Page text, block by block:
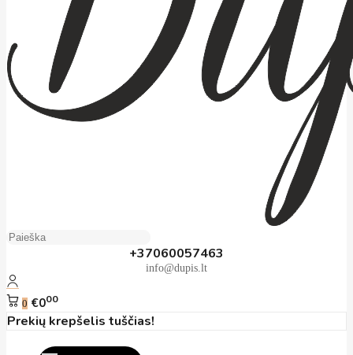
+37060057463
info@dupis.lt
0 €000
Prekių krepšelis tuščias!